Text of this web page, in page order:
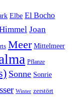
Elbe El Bocho
Joan
Meer Mittelmeer
Pflanze
Sonne Sonrie
Winter zerstört